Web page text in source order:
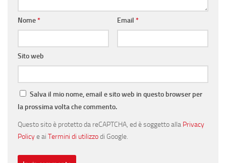
Nome* Email *
Sito web
Salva il mio nome, email e sito web in questo browser per
la prossima volta che commento.
Questo sito è protetto da reCAPTCHA, ed è soggetto alla Privacy
Policye ai Termini di utilizzodi Google.